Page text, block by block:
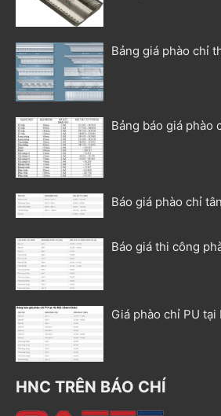
Bảng giá phào chỉ
Bảng báo giá phào
Báo giá phào chỉ
Báo giá thi công
Giá phào chỉ PU tại
HNC TRÊN BÁO CHÍ